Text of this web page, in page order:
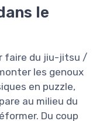
le
faire du jiu-jitsu /
les genoux
en puzzle,
au milieu du
Du coup